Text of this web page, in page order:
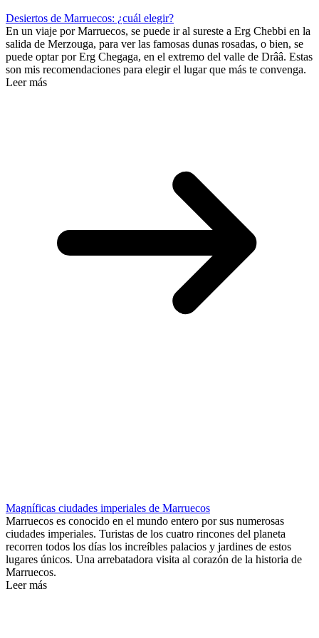
Desiertos de Marruecos: ¿cuál elegir?
En un viaje por Marruecos, se puede ir al sureste a Erg Chebbi en la
salida de Merzouga, para ver las famosas dunas rosadas, o bien, se
puede optar por Erg Chegaga, en el extremo del valle de Drââ. Estas
son mis recomendaciones para elegir el lugar que más te convenga.
Leer más
Magníficas ciudades imperiales de Marruecos
Marruecos es conocido en el mundo entero por sus numerosas
ciudades imperiales. Turistas de los cuatro rincones del planeta
recorren todos los días los increíbles palacios y jardines de estos
lugares únicos. Una arrebatadora visita al corazón de la historia de
Marruecos.
Leer más